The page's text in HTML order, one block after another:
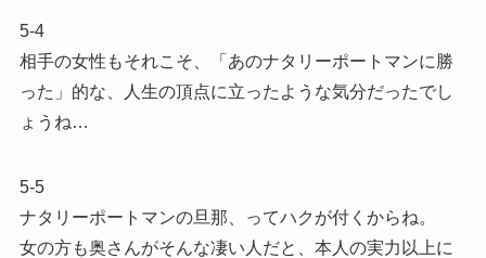
5-4
相手の女性もそれこそ、「あのナタリーポートマンに勝
った」的な、人生の頂点に立ったような気分だったでし
ょうね…
5-5
ナタリーポートマンの旦那、ってハクが付くからね。
女の方も奥さんがそんな凄い人だと、本人の実力以上に